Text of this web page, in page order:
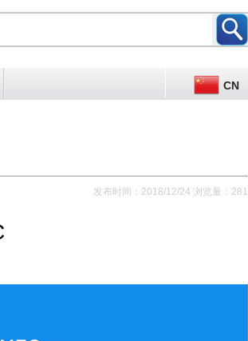
CN
发布时间：2018/12/24 浏览量：281